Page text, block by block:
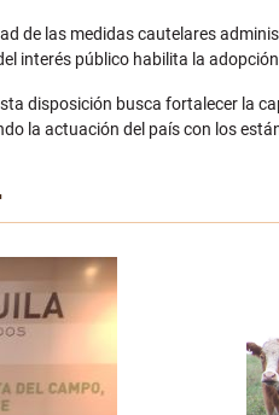
de las medidas cautelares
interés público habilita la
disposición busca fortalecer la
la actuación del país con los